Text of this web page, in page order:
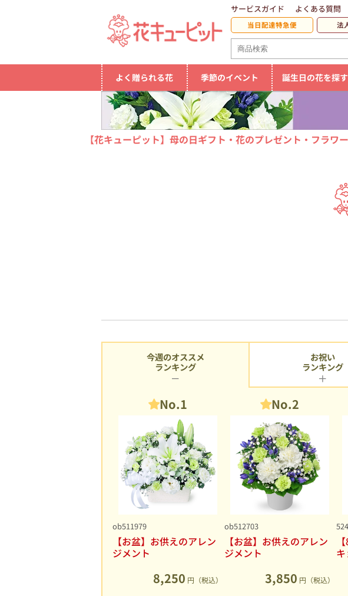
サービスガイド よくある質問
当日配達特急便 法
よく贈られる花 季節のイベント 誕生日の花を探す
【花キューピット】母の日ギフト・花のプレゼント・フラ
今週のオススメ
ランキング
No.1
ob511979
【お盆】お供えのアレン
ジメント
8,250 円（税込）
No.2
ob512703
【お盆】お供えのアレン
ジメント
3,850 円（税込）
お祝い
ランキング